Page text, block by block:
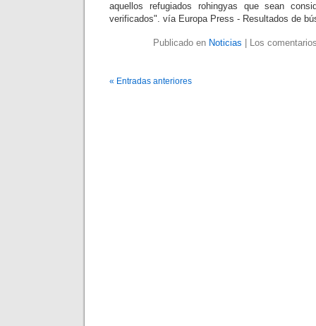
aquellos refugiados rohingyas que sean
verificados". vía Europa Press - Resultados de
Publicado en Noticias Los
« Entradas anteriores